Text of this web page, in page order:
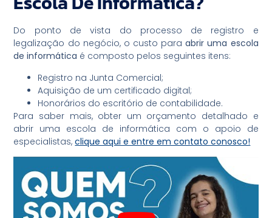
Do ponto de vista do processo de registro e
legalização do negócio, o custo paraabrir uma escola
de informática é composto pelos seguintes itens:
Registro na Junta Comercial;
Aquisição de um certificado digital;
Honorários do escritório de contabilidade.
Para saber mais, obter um orçamento detalhado e
abrir uma escola de informática com o apoio de
especialistas,clique aqui e entre em contato conosco!